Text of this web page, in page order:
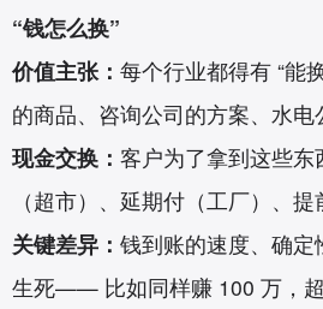
“钱怎么换”
价值主张： 每个行业都得有 “
的商品、咨询公司的方案、水电
现金交换： 客户为了拿到这些
（超市）、延期付（工厂）、提
关键差异： 钱到账的速度、确
生死—— 比如同样赚 100 万，超